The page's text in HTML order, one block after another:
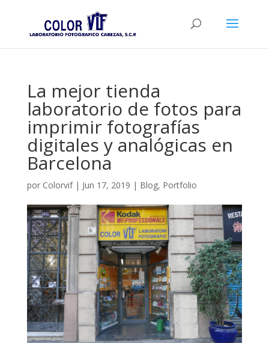
La mejor tienda
laboratorio de fotos para
imprimir fotografías
digitales y analógicas en
Barcelona
por Colorvif| Jun 17, 2019 | Blog, Portfolio